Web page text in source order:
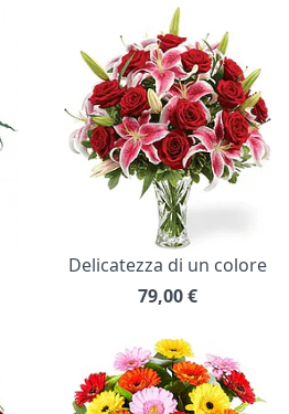
Delicatezza di un colore
79,00€